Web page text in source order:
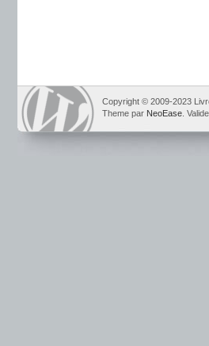
Copyright © 2009-2023
Theme par NeoEase . Valide